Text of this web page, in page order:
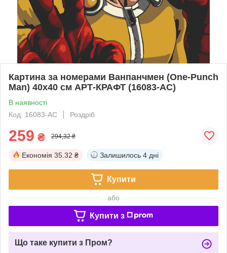
Картина за номерами Ванпанчмен (One-Punch
Man) 40х40 см АРТ-КРАФТ (16083-AC)
В наявності
Код: 16083-AC
Роздріб
259 ₴ 294,32 ₴
Економія 35.32 ₴ Залишилось 4 дні
Купити
або
Купити з
Що таке купити з Пром?